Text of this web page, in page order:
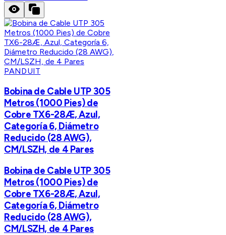
PANDUIT
Bobina de Cable UTP 305
Metros (1000 Pies) de
Cobre TX6-28Æ, Azul,
Categoría 6, Diámetro
Reducido (28 AWG),
CM/LSZH, de 4 Pares
Bobina de Cable UTP 305
Metros (1000 Pies) de
Cobre TX6-28Æ, Azul,
Categoría 6, Diámetro
Reducido (28 AWG),
CM/LSZH, de 4 Pares